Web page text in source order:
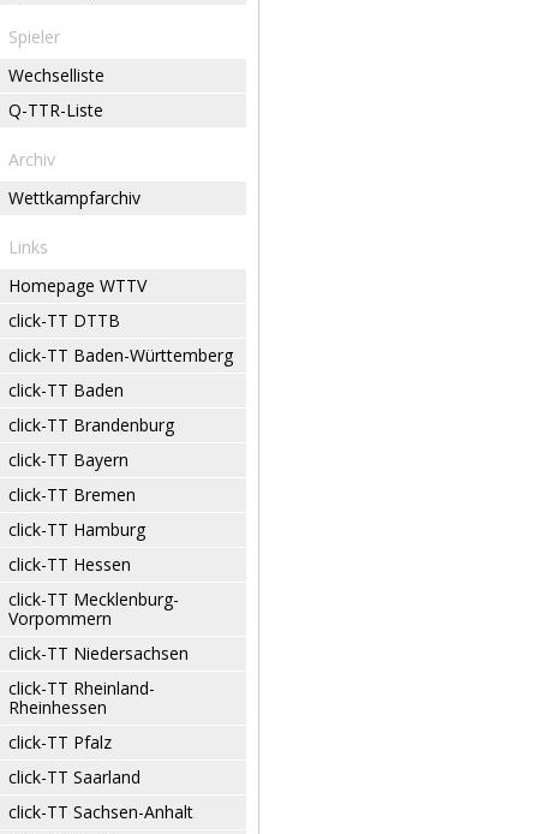
Spieler
Wechselliste
Q-TTR-Liste
Archiv
Wettkampfarchiv
Links
Homepage WTTV
click-TT DTTB
click-TT Baden-Württemberg
click-TT Baden
click-TT Brandenburg
click-TT Bayern
click-TT Bremen
click-TT Hamburg
click-TT Hessen
click-TT Mecklenburg-
Vorpommern
click-TT Niedersachsen
click-TT Rheinland-
Rheinhessen
click-TT Pfalz
click-TT Saarland
click-TT Sachsen-Anhalt